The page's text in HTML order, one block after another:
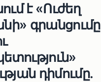
է «Ուժեղ
գրանցումը
դիմումը.